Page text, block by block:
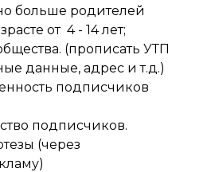
больше родителей
от 4 - 14 лет;
(прописать УТП
данные, адрес и т.д.)
подписчиков
подписчиков.
(через